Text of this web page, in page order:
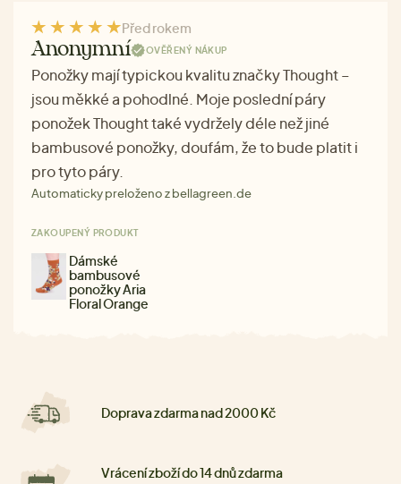
Před rokem
Anonymní OVĚŘENÝ NÁKUP
Ponožky mají typickou kvalitu značky Thought –
jsou měkké a pohodlné. Moje poslední páry
ponožek Thought také vydržely déle než jiné
bambusové ponožky, doufám, že to bude platit i
pro tyto páry.
Automaticky preloženo z bellagreen.de
ZAKOUPENÝ PRODUKT
Dámské
bambusové
ponožky Aria
Floral Orange
Doprava zdarma nad 2000 Kč
Vrácení zboží do 14 dnů zdarma